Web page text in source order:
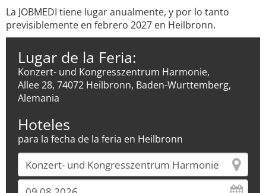
La JOBMEDI tiene lugar anualmente, y por lo tanto
previsiblemente en febrero 2027 en Heilbronn.
Lugar de la Feria:
Konzert- und Kongresszentrum Harmonie,
Allee 28, 74072 Heilbronn, Baden-Wurttemberg,
Alemania
Hoteles
para la fecha de la feria en Heilbronn